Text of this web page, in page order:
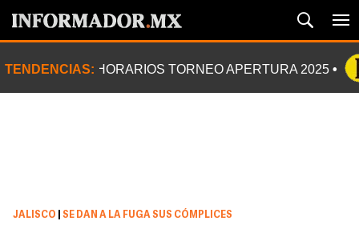
TENDENCIAS: HORARIOS TORNEO APERTURA 2025
JALISCO SE DAN A LA FUGA SUS CÓMPLICES